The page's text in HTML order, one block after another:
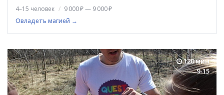
4–15 человек
9 000 ₽ — 9 000 ₽
Овладеть магией →
120 мин
9-15